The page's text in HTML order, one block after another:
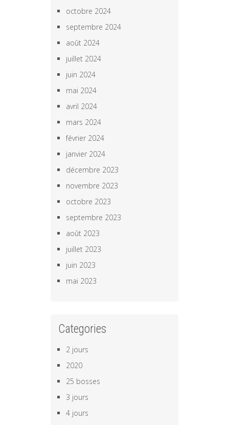
octobre 2024
septembre 2024
août 2024
juillet 2024
juin 2024
mai 2024
avril 2024
mars 2024
février 2024
janvier 2024
décembre 2023
novembre 2023
octobre 2023
septembre 2023
août 2023
juillet 2023
juin 2023
mai 2023
Categories
2 jours
2020
25 bosses
3 jours
4 jours